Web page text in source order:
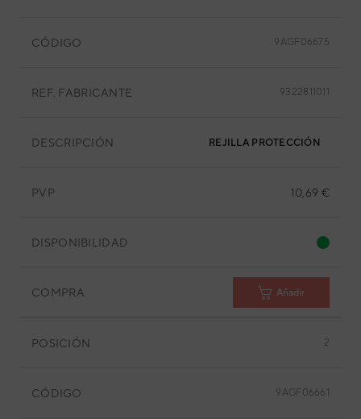
CÓDIGO 9AGF06675
REF. FABRICANTE 9322811011
DESCRIPCIÓN REJILLA PROTECCIÓN
PVP 10,69 €
DISPONIBILIDAD
COMPRA Añadir
POSICIÓN 2
CÓDIGO 9AGF06661